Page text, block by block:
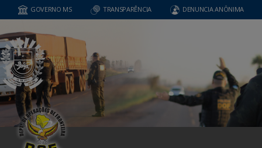
GOVERNO MS TRANSPARÊNCIA DENUNCIA ANÔNIMA